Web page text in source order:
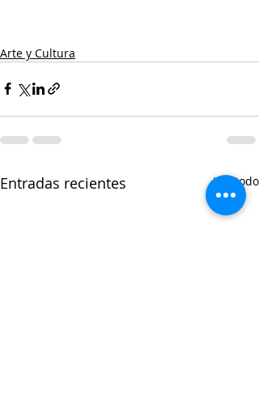
Arte y Cultura
Entradas recientes Ver todo